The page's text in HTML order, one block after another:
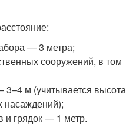
— 3 метра;
сооружений, в том
3–4 м (учитывается высота
насаждений);
и грядок — 1 метр.